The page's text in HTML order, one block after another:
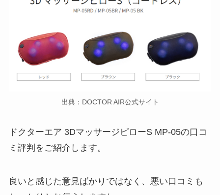
出典：DOCTOR AIR公式サイト
ドクターエア 3DマッサージピローS MP-05の口コ
ミ評判をご紹介します。
良いと感じた意見ばかりではなく、悪い口コミも